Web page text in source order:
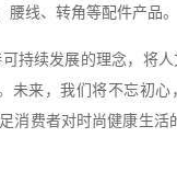
线、转角等配件产品。
持续发展的理念，将
未来，我们将不忘初心
消费者对时尚健康生活